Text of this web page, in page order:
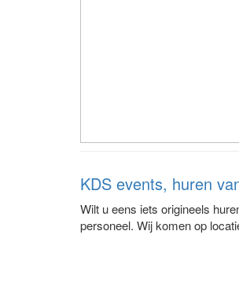
KDS events, huren
Wilt u eens iets origineels
personeel. Wij komen op